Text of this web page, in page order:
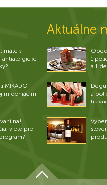
máte v
antialergické
MIKADO
domácim
naši
viete pre
Aktuálne
1
a 1
a